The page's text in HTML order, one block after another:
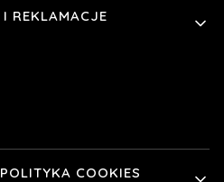
REKLAMACJE
COOKIES